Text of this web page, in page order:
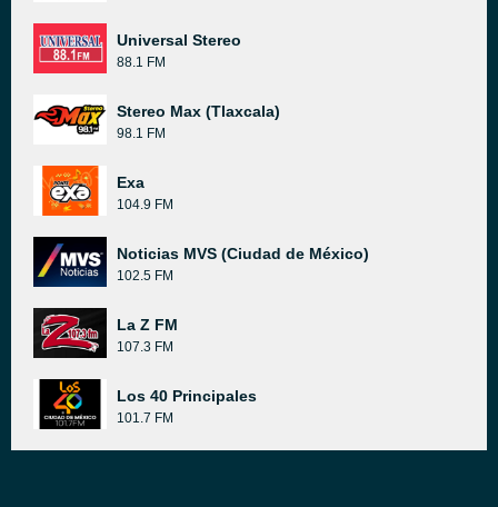
Universal Stereo
88.1 FM
Stereo Max (Tlaxcala)
98.1 FM
Exa
104.9 FM
Noticias MVS (Ciudad de México)
102.5 FM
La Z FM
107.3 FM
Los 40 Principales
101.7 FM